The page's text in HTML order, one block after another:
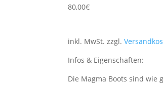
80,00€
inkl. MwSt. zzgl.
Infos & Eigenschaften:
Die Magma Boots sind wie